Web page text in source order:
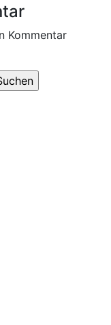
Kommentar